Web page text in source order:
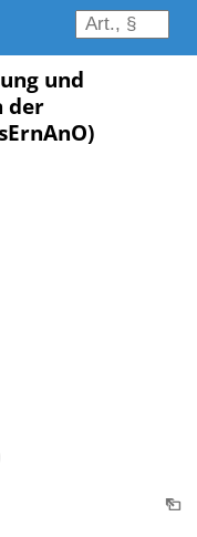
und
der